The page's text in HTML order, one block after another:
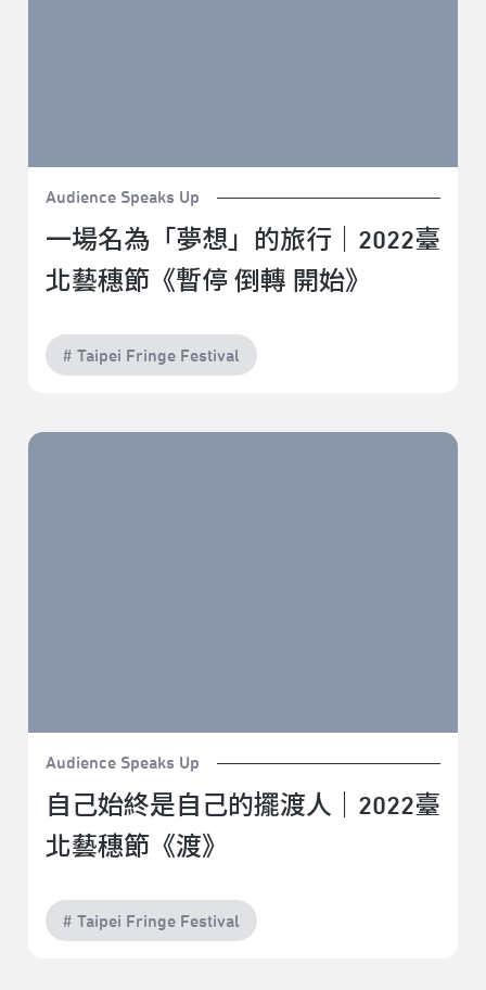
Audience Speaks Up
一場名為「夢想」的旅行｜2022臺
北藝穗節《暫停 倒轉 開始》
# Taipei Fringe Festival
自己始終是自己的擺渡人｜2022臺北藝穗節《渡》
Audience Speaks Up
自己始終是自己的擺渡人｜2022臺
北藝穗節《渡》
# Taipei Fringe Festival